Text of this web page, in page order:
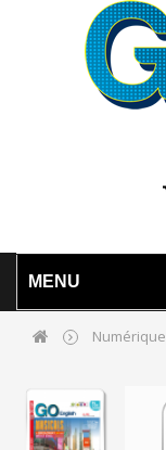
MENU
Numérique